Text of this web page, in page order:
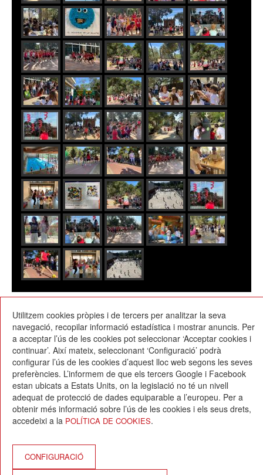
08/05/2023
Escola Betània-Patmos
C. Montevideo, 13
08034 Barcelona
Arquitectura i disseny:
Utilitzem cookies pròpies i de tercers per analitzar la seva
navegació, recopilar informació estadística i mostrar anuncis. Per
a acceptar l’ús de les cookies pot seleccionar ‘Acceptar cookies i
continuar’. Així mateix, seleccionant ‘Configuració’ podrà
configurar l’ús de les cookies d’aquest lloc web segons les seves
preferències. L’informem de que els tercers Google i Facebook
estan ubicats a Estats Units, on la legislació no té un nivell
adequat de protecció de dades equiparable a l’europeu. Per a
obtenir més informació sobre l’ús de les cookies i els seus drets,
accedeixi a la POLÍTICA DE COOKIES.
CONFIGURACIÓ